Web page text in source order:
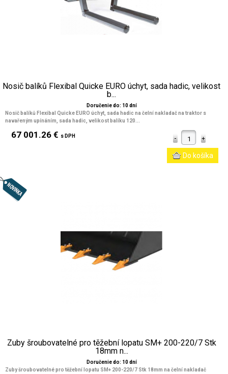
Nosič balíků Flexibal Quicke EURO úchyt, sada hadic, velikost
b...
Doručenie do: 10 dní
Nosič balíků Flexibal Quicke EURO úchyt, sada hadic na čelní nakladač na traktor s
navařeným upínáním, sada hadic , velikost balíku 120...
67 001.26 € s DPH
Zuby šroubovatelné pro těžební lopatu SM+ 200-220/7 Stk
18mm n...
Doručenie do: 10 dní
Zuby šroubovatelné pro těžební lopatu SM+ 200-220/7 Stk 18mm na čelní nakladač